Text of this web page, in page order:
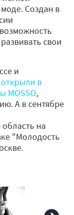
Создан в
свои
и
открыли в
MOSSO,
А в сентябре
на
"Молодость